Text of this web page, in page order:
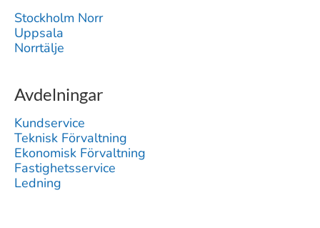
Stockholm Norr
Uppsala
Norrtälje
Avdelningar
Kundservice
Teknisk Förvaltning
Ekonomisk Förvaltning
Fastighetsservice
Ledning